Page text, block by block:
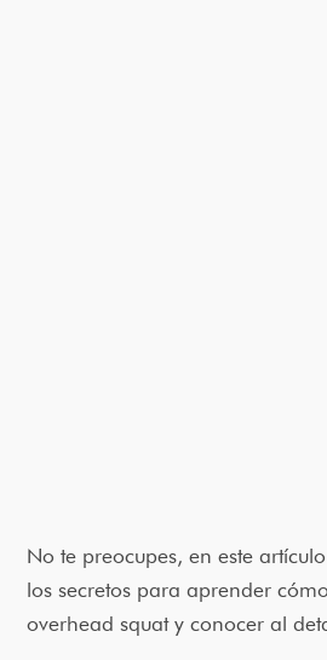
No te preocupes, en este
los secretos para aprender
overhead squat y conocer al